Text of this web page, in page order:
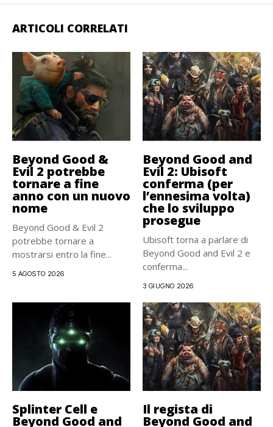
ARTICOLI CORRELATI
Beyond Good &
Evil 2 potrebbe
tornare a fine
anno con un nuovo
nome
Beyond Good & Evil 2
potrebbe tornare a
mostrarsi entro la fine...
5 AGOSTO 2026
Beyond Good and
Evil 2: Ubisoft
conferma (per
l’ennesima volta)
che lo sviluppo
prosegue
Ubisoft torna a parlare di
Beyond Good and Evil 2 e
conferma...
3 GIUGNO 2026
Splinter Cell e
Beyond Good and
Il regista di
Beyond Good and